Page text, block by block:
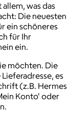
was das
Die neuesten
ein schöneres
für Ihr
ein.
möchten. Die
es
(z.B. Hermes
Konto' oder